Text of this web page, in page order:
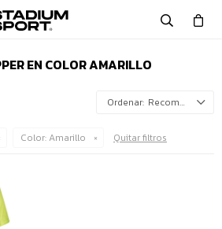
EN COLOR AMARILLO
Recomendados
Color: Amarillo Quitar filtros